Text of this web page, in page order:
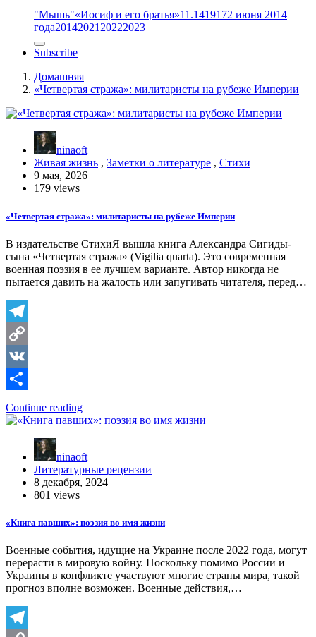
"Мышь"«Иосиф и его братья»11.1419172 июня 2014
года2014202120222023
Subscribe
Домашняя
«Четвертая стража»: милитаристы на рубеже Империи
ninaoft
Живая жизнь , Заметки о литературе , Стихи
9 мая, 2026
179 views
«Четвертая стража»: милитаристы на рубеже Империи
В издательстве СтихиЯ вышла книга Александра Сигиды-
сына «Четвертая стража» (Vigilia quarta). Это современная
военная поэзия в ее лучшем варианте. Автор никогда не
пытается давить на жалость или запугивать читателя, перед…
Telegram
Copy
Link
VK
Отправить
Continue reading
ninaoft
Литературные рецензии
8 декабря, 2024
801 views
«Книга павших»: поэзия во имя жизни
Военные события, идущие на Украине после 2022 года, могут
перерасти в мировую войну. Поскольку помимо России и
Украины в конфликте участвуют многие страны мира, такой
прогноз вполне возможен. Военные действия,…